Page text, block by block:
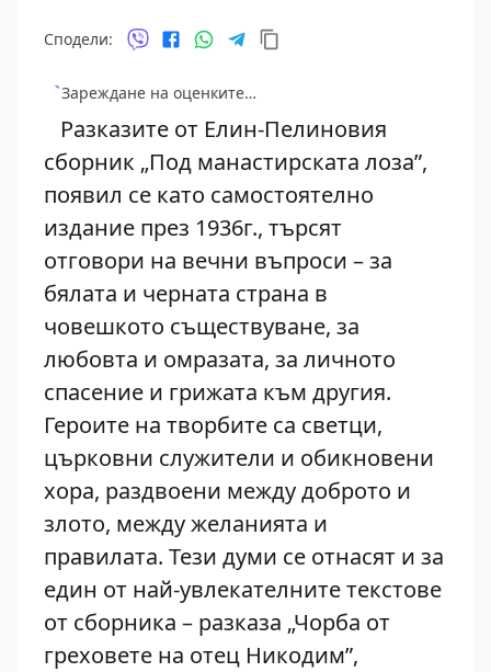
Сподели:
Зареждане на оценките…
Разказите от Елин-Пелиновия
сборник „Под манастирската лоза”,
появил се като самостоятелно
издание през 1936г., търсят
отговори на вечни въпроси – за
бялата и черната страна в
човешкото съществуване, за
любовта и омразата, за личното
спасение и грижата към другия.
Героите на творбите са светци,
църковни служители и обикновени
хора, раздвоени между доброто и
злото, между желанията и
правилата. Тези думи се отнасят и за
един от най-увлекателните текстове
от сборника – разказа „Чорба от
греховете на отец Никодим”,